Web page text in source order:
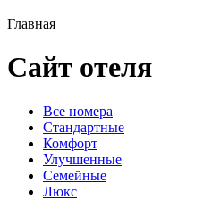
Главная
Сайт отеля
Вcе номера
Стандартные
Комфорт
Улучшенные
Семейные
Люкс